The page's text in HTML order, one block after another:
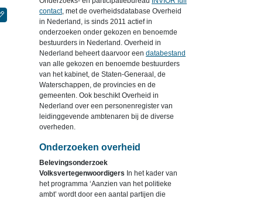
contact, met de overheidsdatabase Overheid
in Nederland, is sinds 2011 actief in
onderzoeken onder gekozen en benoemde
bestuurders in Nederland. Overheid in
Nederland beheert daarvoor een databestand
van alle gekozen en benoemde bestuurders
van het kabinet, de Staten-Generaal, de
Waterschappen, de provincies en de
gemeenten. Ook beschikt Overheid in
Nederland over een personenregister van
leidinggevende ambtenaren bij de diverse
overheden.
Onderzoeken overheid
Belevingsonderzoek
Volksvertegenwoordigers In het kader van
het programma ‘Aanzien van het politieke
ambt’ wordt door een aantal partijen die